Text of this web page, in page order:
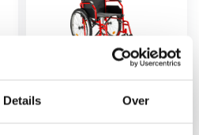
Details Over
Sky offroad rolstoel
luchtbanden - Rood